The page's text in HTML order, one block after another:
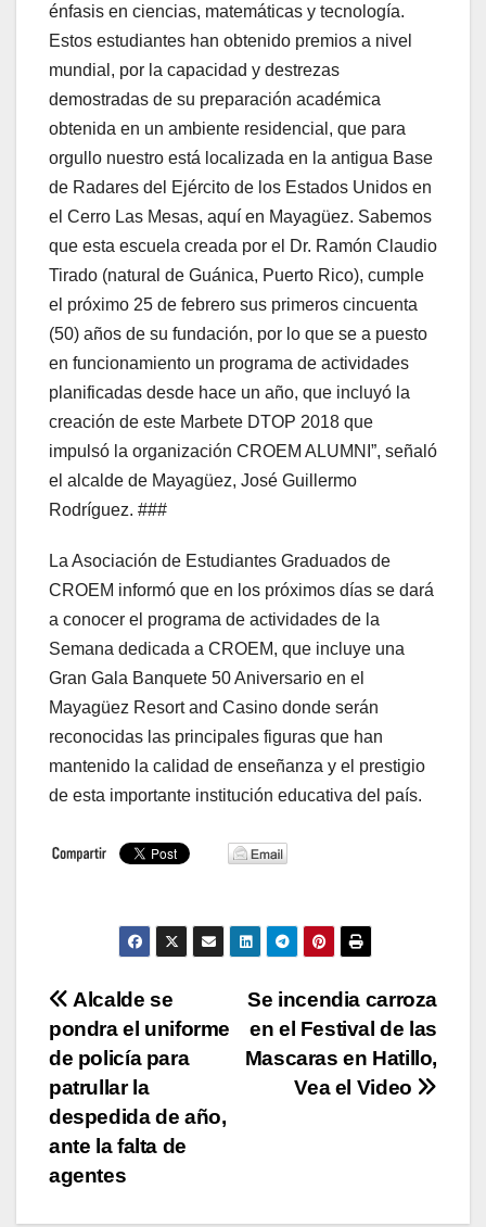
énfasis en ciencias, matemáticas y tecnología.
Estos estudiantes han obtenido premios a nivel
mundial, por la capacidad y destrezas
demostradas de su preparación académica
obtenida en un ambiente residencial, que para
orgullo nuestro está localizada en la antigua Base
de Radares del Ejército de los Estados Unidos en
el Cerro Las Mesas, aquí en Mayagüez. Sabemos
que esta escuela creada por el Dr. Ramón Claudio
Tirado (natural de Guánica, Puerto Rico), cumple
el próximo 25 de febrero sus primeros cincuenta
(50) años de su fundación, por lo que se a puesto
en funcionamiento un programa de actividades
planificadas desde hace un año, que incluyó la
creación de este Marbete DTOP 2018 que
impulsó la organización CROEM ALUMNI”, señaló
el alcalde de Mayagüez, José Guillermo
Rodríguez. ###
La Asociación de Estudiantes Graduados de
CROEM informó que en los próximos días se dará
a conocer el programa de actividades de la
Semana dedicada a CROEM, que incluye una
Gran Gala Banquete 50 Aniversario en el
Mayagüez Resort and Casino donde serán
reconocidas las principales figuras que han
mantenido la calidad de enseñanza y el prestigio
de esta importante institución educativa del país.
Navegación
de
entradas
Se incendia carroza
en el Festival de las
Mascaras en Hatillo,
Vea el Video
Alcalde se
pondra el uniforme
de policía para
patrullar la
despedida de año,
ante la falta de
agentes